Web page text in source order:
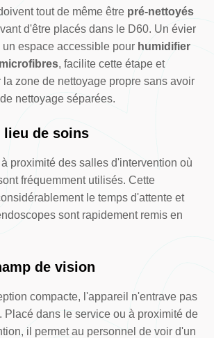
tout de même être pré-nettoyés
d'être placés dans le D60. Un évier
espace accessible pour humidifier
, facilite cette étape et
la zone de nettoyage propre sans avoir
nettoyage séparées.
lieu de soins
proximité des salles d'intervention où
fréquemment utilisés. Cette
le temps d'attente et
sont rapidement remis en
de vision
compacte, l'appareil n'entrave pas
Placé dans le service ou à proximité de
il permet au personnel de voir d'un